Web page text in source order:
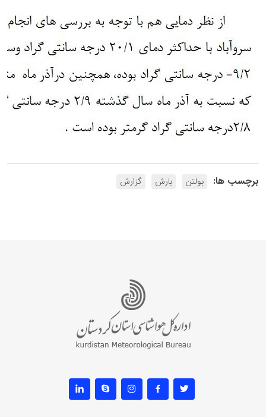
برچسب ها: بولتن بارش گزارش